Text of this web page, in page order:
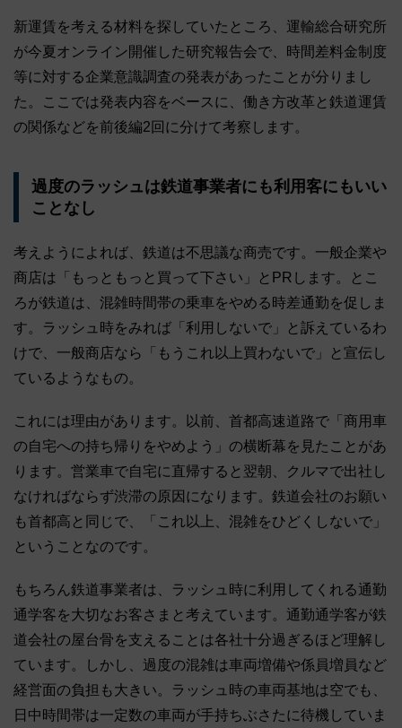
新運賃を考える材料を探していたところ、運輸総合研究所
が今夏オンライン開催した研究報告会で、時間差料金制度
等に対する企業意識調査の発表があったことが分りまし
た。ここでは発表内容をベースに、働き方改革と鉄道運賃
の関係などを前後編2回に分けて考察します。
過度のラッシュは鉄道事業者にも利用客にもいい
ことなし
考えようによれば、鉄道は不思議な商売です。一般企業や
商店は「もっともっと買って下さい」とPRします。とこ
ろが鉄道は、混雑時間帯の乗車をやめる時差通勤を促しま
す。ラッシュ時をみれば「利用しないで」と訴えているわ
けで、一般商店なら「もうこれ以上買わないで」と宣伝し
ているようなもの。
これには理由があります。以前、首都高速道路で「商用車
の自宅への持ち帰りをやめよう」の横断幕を見たことがあ
ります。営業車で自宅に直帰すると翌朝、クルマで出社し
なければならず渋滞の原因になります。鉄道会社のお願い
も首都高と同じで、「これ以上、混雑をひどくしないで」
ということなのです。
もちろん鉄道事業者は、ラッシュ時に利用してくれる通勤
通学客を大切なお客さまと考えています。通勤通学客が鉄
道会社の屋台骨を支えることは各社十分過ぎるほど理解し
ています。しかし、過度の混雑は車両増備や係員増員など
経営面の負担も大きい。ラッシュ時の車両基地は空でも、
日中時間帯は一定数の車両が手持ちぶさたに待機していま